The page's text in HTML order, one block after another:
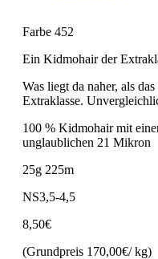
Farbe 452
Ein Kidmohair der
Was liegt da naher, als
Extraklasse.
100 % Kidmohair mit
unglaublichen 21 Mikron
25g 225m
NS3,5-4,5
8,50€
(Grundpreis 170,00€/ kg)